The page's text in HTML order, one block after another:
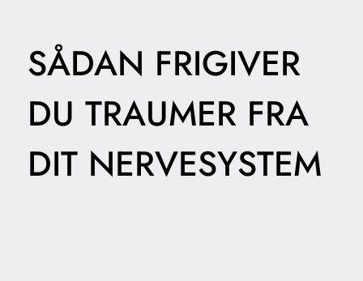
SÅDAN FRIGIVER
DU TRAUMER FRA
DIT NERVESYSTEM